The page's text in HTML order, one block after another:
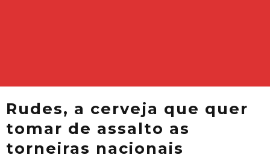
Rudes, a cerveja que quer
tomar de assalto as
torneiras nacionais